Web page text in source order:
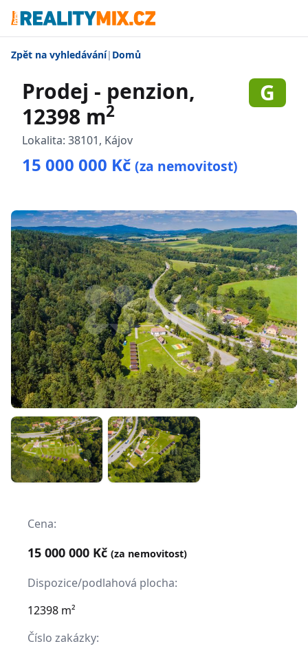
Zpět na vyhledávání| Domů
Prodej - penzion,
12398 m2
G
Lokalita: 38101, Kájov
15 000 000 Kč (za nemovitost)
Cena:
15 000 000 Kč (za nemovitost)
Dispozice/podlahová plocha:
12398 m²
Číslo zakázky: